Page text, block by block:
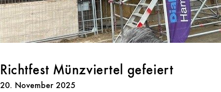
Richtfest Münzviertel gefeiert
20. November 2025